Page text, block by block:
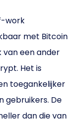
work
met Bitcoin
van een ander
Het is
toegankelijker
gebruikers. De
dan die van